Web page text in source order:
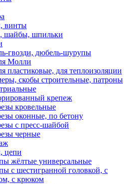
винты
шайбы, шпильки
гвозди, дюбель-шурупы
Молли
пластиковые, для теплоизоляции
скобы строительные, патроны
крепеж
кровельные
оконные, по бетону
с пресс-шайбой
черные
цепи
жёлтые универсальные
с шестигранной головкой, с
с крюком